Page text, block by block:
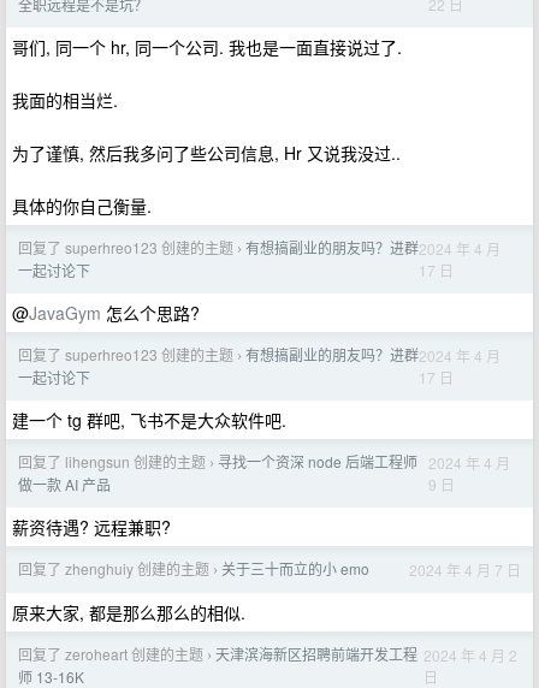
全职远程是不是坑？
哥们, 同一个 hr, 同一个公司. 我也是一面直接说过了.
我面的相当烂.
为了谨慎, 然后我多问了些公司信息, Hr 又说我没过..
具体的你自己衡量.
回复了 superhreo123 创建的主题 › 有想搞副业的朋友吗？进群
一起讨论下
2024 年 4 月
17 日
@JavaGym 怎么个思路?
回复了 superhreo123 创建的主题 › 有想搞副业的朋友吗？进群
一起讨论下
2024 年 4 月
17 日
建一个 tg 群吧, 飞书不是大众软件吧.
回复了 lihengsun 创建的主题 › 寻找一个资深 node 后端工程师
做一款 AI 产品
2024 年 4 月
9 日
薪资待遇? 远程兼职?
回复了 zhenghuiy 创建的主题 › 关于三十而立的小 emo 2024 年 4 月 7 日
原来大家, 都是那么那么的相似.
回复了 zeroheart 创建的主题 › 天津滨海新区招聘前端开发工程
师 13-16K
2024 年 4 月 2
日